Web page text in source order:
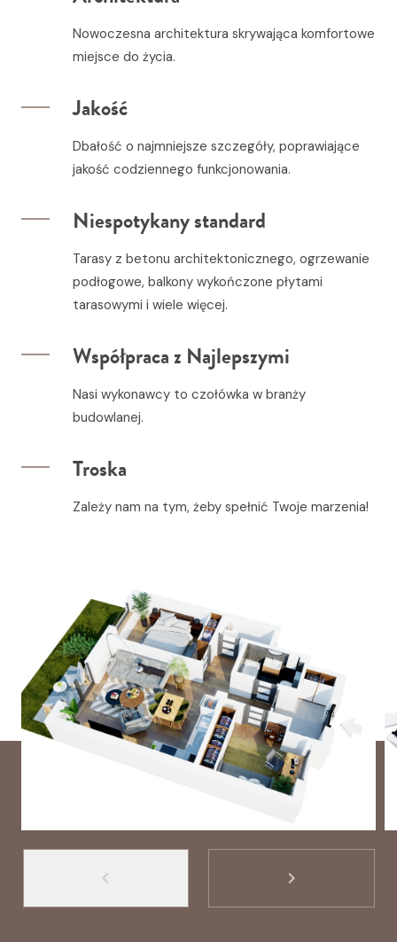
Nowoczesna architektura skrywająca komfortowe
miejsce do życia.
Jakość
Dbałość o najmniejsze szczegóły, poprawiające
jakość codziennego funkcjonowania.
Niespotykany standard
Tarasy z betonu architektonicznego, ogrzewanie
podłogowe, balkony wykończone płytami
tarasowymi i wiele więcej.
Współpraca z Najlepszymi
Nasi wykonawcy to czołówka w branży
budowlanej.
Troska
Zależy nam na tym, żeby spełnić Twoje marzenia!
keyboard_arrow_left keyboard_arrow_right